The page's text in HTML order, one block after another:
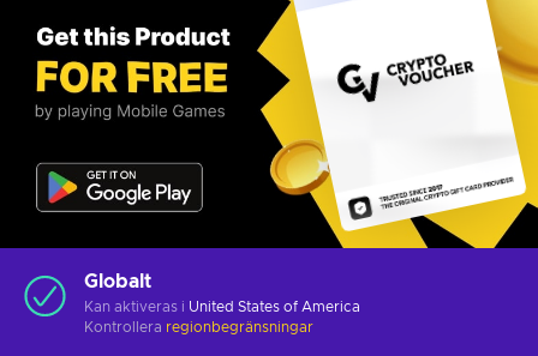
Globalt
Kan aktiveras i United States of America
Kontrollera regionbegränsningar